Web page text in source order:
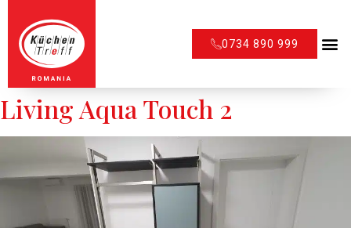
0734 890 999
Living Aqua Touch 2